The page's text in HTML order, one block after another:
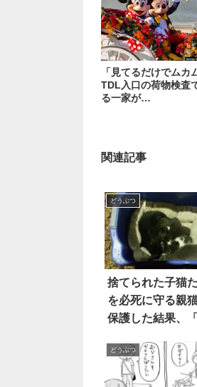
「見てるだけでムカ
TDL入口の荷物検査
る一家が…
関連記事
どうぶつ
捨てられた子猫
を必死に守る親猫
保護した結果、
た
どうぶつ